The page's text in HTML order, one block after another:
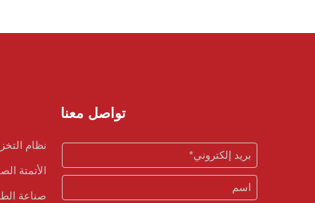
نظام
الأتمتة
صناعة
تواصل معنا